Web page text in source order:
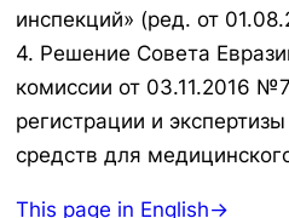
инспекций» (ред. от
4. Решение Совета
комиссии от 03.11.2016
регистрации и
средств для
This page in English→